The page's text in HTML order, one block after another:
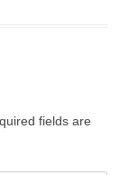
fields are